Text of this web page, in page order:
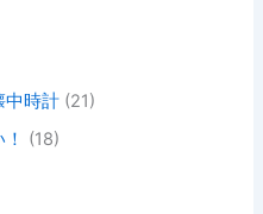
中時計 (21)
(18)